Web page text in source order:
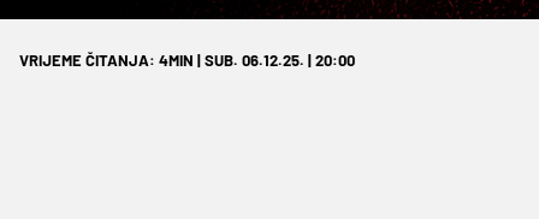
VRIJEME ČITANJA: 4MIN | SUB. 06.12.25. | 20:00